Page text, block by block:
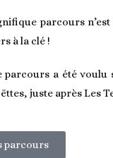
parcours
à la clé !
parcours a été voulu
juste après Les
parcours